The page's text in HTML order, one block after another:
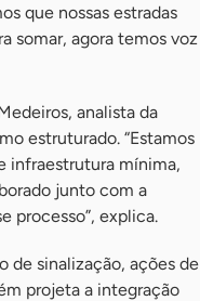
que nossas estradas
somar, agora temos voz
analista da
estruturado. “Estamos
infraestrutura mínima,
junto com a
processo”, explica.
de sinalização, ações de
projeta a integração